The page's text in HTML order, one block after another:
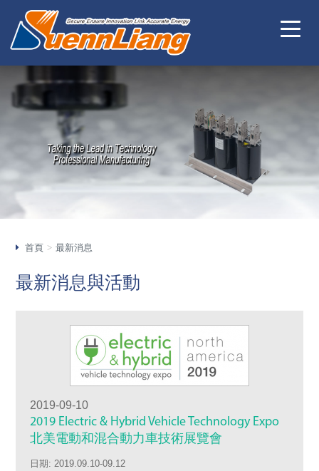
首頁 最新消息
最新消息與活動
2019-09-10
2019 Electric & Hybrid Vehicle Technology Expo
北美電動和混合動力車技術展覽會
日期: 2019.09.10-09.12